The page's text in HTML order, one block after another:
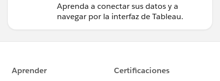
Aprenda a conectar sus datos y a
navegar por la interfaz de Tableau.